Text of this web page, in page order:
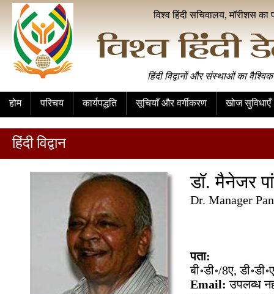
विश्व हिंदी सचिवालय, मॉरीशस का
हिंदी विद्वानों और संस्थाओं का
होम परिचय कार्यपद्धति सूचियाँ और वर्गीकरण खोज सुविधाएँ
हिंदी विद्वान
डॉ. मैनेजर
Dr. Manager
पता:
बी॰डी॰/8ए,
Email:उपलब्ध